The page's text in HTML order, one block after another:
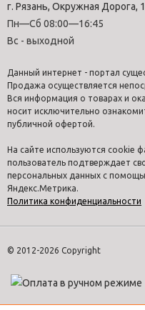
г. Рязань, Окружная Дорога,
Пн—Сб 08:00—16:45
Вс - выходной
Данный интернет - портал
Продажа осуществляется
Вся информация о товарах и
носит исключительно
публичной офертой.
На сайте используются cookie
пользователь подтверждает
персональных данных с
Яндекс.Метрика.
Политика конфиденциальности
© 2012-2026 Copyright